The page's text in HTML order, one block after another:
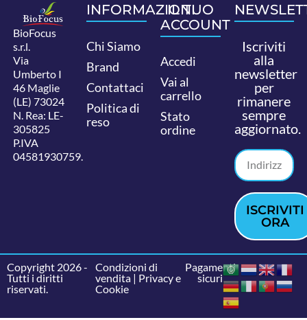
BioFocus
s.r.l.
Via
Umberto I
46 Maglie
(LE) 73024
N. Rea: LE-
305825
P.IVA
04581930759.
INFORMAZIONI
Chi Siamo
Brand
Contattaci
Politica di
reso
IL TUO
ACCOUNT
Accedi
Vai al
carrello
Stato
ordine
Iscriviti
alla
newsletter
per
rimanere
sempre
aggiornato.
ISCRIVITI
ORA
Copyright 2026 -
Tutti i diritti
riservati.
Condizioni di
vendita| Privacy e
Cookie
Pagamenti
sicuri